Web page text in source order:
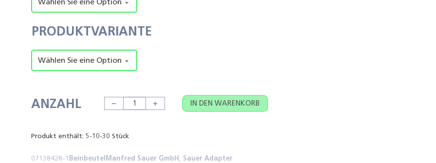
PRODUKTVARIANTE
ANZAHL SAUER Adapter für Urinbeutel Menge
IN DEN WARENKORB
Produkt enthält: 5-10-30 Stück
07138428-1 Beinbeutel Manfred Sauer GmbH , Sauer Adapter